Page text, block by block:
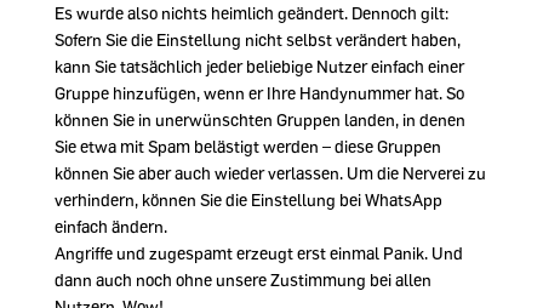
Es wurde also nichts heimlich geändert. Dennoch gilt:
Sofern Sie die Einstellung nicht selbst verändert haben,
kann Sie tatsächlich jeder beliebige Nutzer einfach einer
Gruppe hinzufügen, wenn er Ihre Handynummer hat. So
können Sie in unerwünschten Gruppen landen, in denen
Sie etwa mit Spam belästigt werden – diese Gruppen
können Sie aber auch wieder verlassen. Um die Nerverei zu
verhindern, können Sie die Einstellung bei WhatsApp
einfach ändern.
Angriffe und zugespamt erzeugt erst einmal Panik. Und
dann auch noch ohne unsere Zustimmung bei allen